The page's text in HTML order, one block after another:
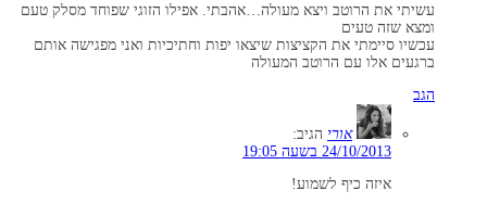
עשיתי את הרוטב ויצא מעולה…אהבתי. אפילו הזוגי שפוחד מסלק טעם
ומצא שזה טעים
עכשיו סיימתי את הקציצות שיצאו יפות וחתיכיות ואני מפגישה אותם
ברגעים אלו עם הרוטב המעולה
הגב
אורי הגיב:
24/10/2013 בשעה 19:05
איזה כיף לשמוע!